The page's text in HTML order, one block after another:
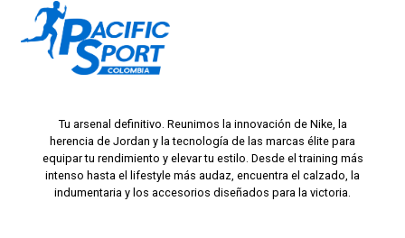
Tu arsenal definitivo. Reunimos la innovación de Nike, la
herencia de Jordan y la tecnología de las marcas élite para
equipar tu rendimiento y elevar tu estilo. Desde el training más
intenso hasta el lifestyle más audaz, encuentra el calzado, la
indumentaria y los accesorios diseñados para la victoria.